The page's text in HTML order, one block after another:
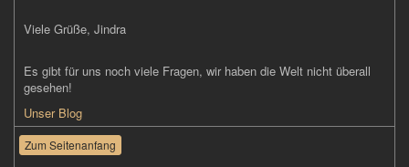
Viele Grüße, Jindra
Es gibt für uns noch viele Fragen, wir haben die Welt nicht überall
gesehen!
Unser Blog
Zum Seitenanfang